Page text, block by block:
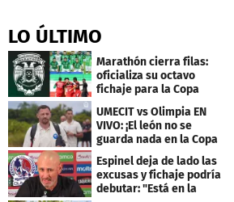
LO ÚLTIMO
Marathón cierra filas:
oficializa su octavo
fichaje para la Copa
Centroamericana
UMECIT vs Olimpia EN
VIVO: ¡El león no se
guarda nada en la Copa
Centroamericana
Espinel deja de lado las
excusas y fichaje podría
debutar: "Está en la